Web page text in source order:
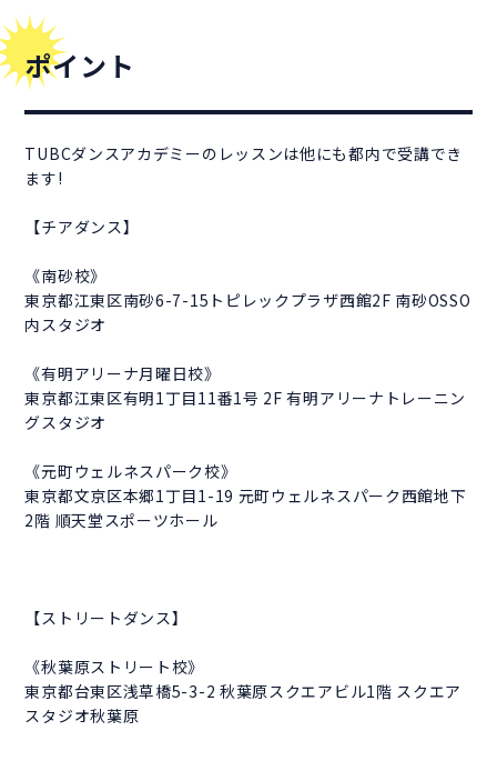
ポイント
TUBCダンスアカデミーのレッスンは他にも都内で受講でき
ます!
【チアダンス】
《南砂校》
東京都江東区南砂6-7-15トピレックプラザ西館2F 南砂OSSO
内スタジオ
《有明アリーナ月曜日校》
東京都江東区有明1丁目11番1号 2F 有明アリーナトレーニン
グスタジオ
《元町ウェルネスパーク校》
東京都文京区本郷1丁目1-19 元町ウェルネスパーク西館地下
2階 順天堂スポーツホール
【ストリートダンス】
《秋葉原ストリート校》
東京都台東区浅草橋5-3-2 秋葉原スクエアビル1階 スクエア
スタジオ秋葉原